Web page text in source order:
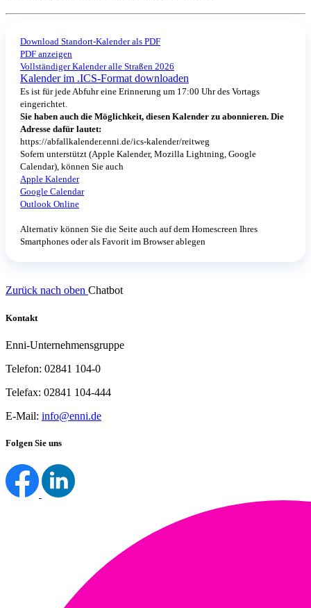
Download Standort-Kalender als PDF
PDF anzeigen
Vollständiger Kalender alle Straßen 2026
Kalender im .ICS-Format downloaden
Es ist für jede Abfuhr eine Erinnerung um 17:00 Uhr des Vortags
eingerichtet.
Sie haben auch die Möglichkeit, diesen Kalender zu abonnieren. Die
Adresse dafür lautet:
https://abfallkalender.enni.de/ics-kalender/reitweg
Sofern unterstützt (Apple Kalender, Mozilla Lightning, Google
Calendar), können Sie auch
Apple Kalender
Google Calendar
Outlook Online
Alternativ können Sie die Seite auch auf dem Homescreen Ihres
Smartphones oder als Favorit im Browser ablegen
Zurück nach oben Chatbot
Kontakt
Enni-Unternehmensgruppe
Telefon: 02841 104-0
Telefax: 02841 104-444
E-Mail: info@enni.de
Folgen Sie uns